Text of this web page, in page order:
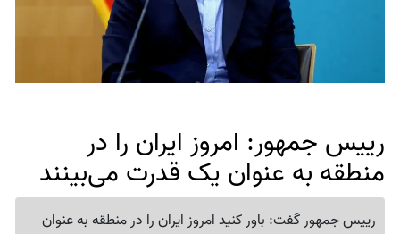
رییس جمهور: امروز ایران را در
منطقه به عنوان یک قدرت می‌بینند
رییس جمهور گفت: باور کنید امروز ایران را در منطقه به عنوان